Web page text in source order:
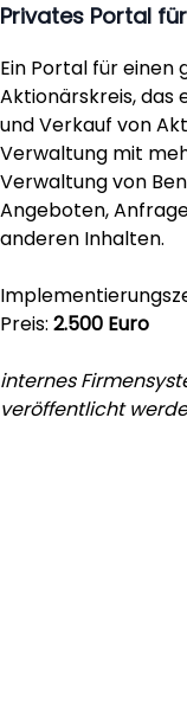
Privates Portal
Ein Portal für einen
Aktionärskreis, das
und Verkauf von
Verwaltung mit
Verwaltung von
Angeboten,
anderen Inhalten.
Preis: 2.500 Euro
internes
veröffentlicht